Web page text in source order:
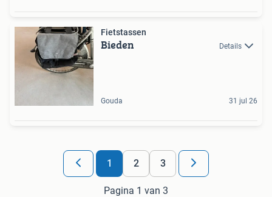
Fietstassen
Bieden Details
Gouda 31 jul 26
1 2 3
Pagina 1 van 3